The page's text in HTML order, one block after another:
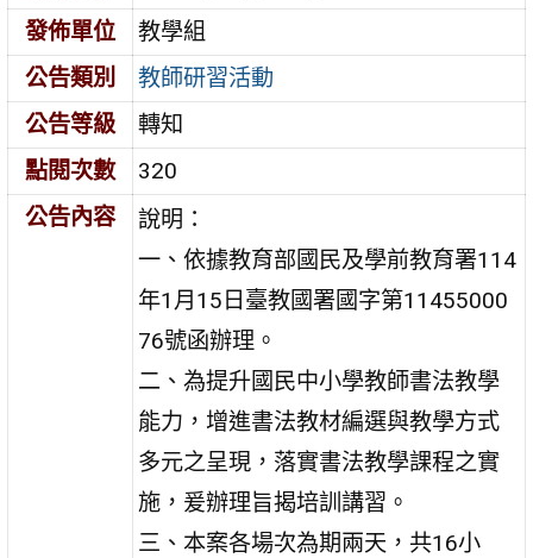
發佈單位
教學組
公告類別
教師研習活動
公告等級
轉知
點閱次數
320
公告內容
說明：
一、依據教育部國民及學前教育署114
年1月15日臺教國署國字第11455000
76號函辦理。
二、為提升國民中小學教師書法教學
能力，增進書法教材編選與教學方式
多元之呈現，落實書法教學課程之實
施，爰辦理旨揭培訓講習。
三、本案各場次為期兩天，共16小